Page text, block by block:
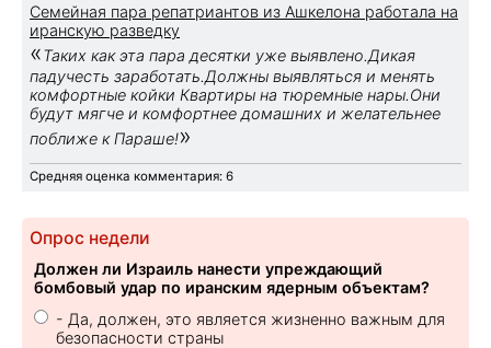
Семейная пара репатриантов из Ашкелона работала на
иранскую разведку
«Таких как эта пара десятки уже выявлено.Дикая
падучесть заработать.Должны выявляться и менять
комфортные койки Квартиры на тюремные нары.Они
будут мягче и комфортнее домашних и желательнее
поближе к Параше!»
Средняя оценка комментария: 6
Опрос недели
Должен ли Израиль нанести упреждающий
бомбовый удар по иранским ядерным объектам?
- Да, должен, это является жизненно важным для
безопасности страны